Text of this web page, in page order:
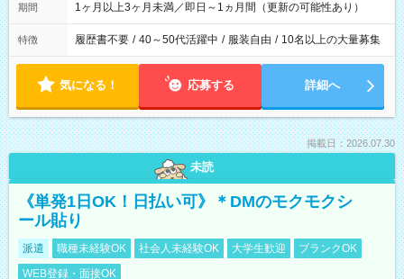
期間 1ヶ月以上3ヶ月未満／即日～1ヵ月間（更新の可能性あり）
特徴 履歴書不要 / 40～50代活躍中 / 服装自由 / 10名以上の大量募集
気になる！ 応募する 詳細へ
掲載日：2026.07.30
未読
《単発1日OK！日払い可》＊DMのモクモクシ
ール貼り
派遣 職種未経験OK 社会人未経験OK 大学生歓迎
ブランクOK
WEB登録・面接OK